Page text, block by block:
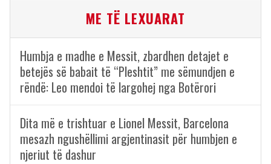
ME TË LEXUARAT
Humbja e madhe e Messit, zbardhen detajet e
betejës së babait të “Pleshtit” me sëmundjen e
rëndë: Leo mendoi të largohej nga Botërori
Dita më e trishtuar e Lionel Messit, Barcelona
mesazh ngushëllimi argjentinasit për humbjen e
njeriut të dashur